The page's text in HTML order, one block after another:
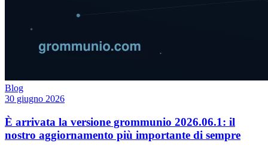
Blog
30 giugno 2026
È arrivata la versione grommunio 2026.06.1: il
nostro aggiornamento più importante di sempre